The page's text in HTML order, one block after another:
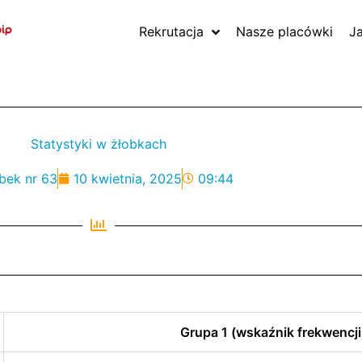
Rekrutacja Nasze placówki
Statystyki w żłobkach
nr 63 10 kwietnia, 2025 09:44
Grupa 1 (wskaźnik